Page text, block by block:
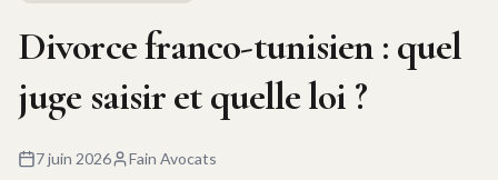
Divorce franco-tunisien : quel
juge saisir et quelle loi ?
7 juin 2026 Fain Avocats